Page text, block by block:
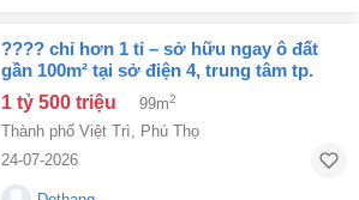
???? chỉ hơn 1 tỉ – sở hữu ngay ô đất
gần 100m² tại sở điện 4, trung tâm tp.
việt trì! ???? . lh 0768194968
1 tỷ 500 triệu 99m2
Thành phố Việt Trì, Phú Thọ
24-07-2026